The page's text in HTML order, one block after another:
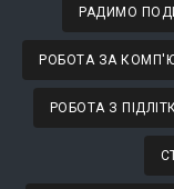
РАДИМО
РОБОТА ЗА
РОБОТА З